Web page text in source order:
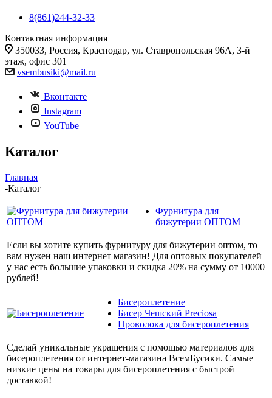
8(861)244-32-33
Контактная информация
350033, Россия, Краснодар, ул. Ставропольская 96А, 3-й
этаж, офис 301
vsembusiki@mail.ru
Вконтакте
Instagram
YouTube
Каталог
Главная
-Каталог
Фурнитура для
бижутерии ОПТОМ
Если вы хотите купить фурнитуру для бижутерии оптом, то
вам нужен наш интернет магазин! Для оптовых покупателей
у нас есть большие упаковки и скидка 20% на сумму от 10000
рублей!
Бисероплетение
Бисер Чешский Preciosa
Проволока для бисероплетения
Сделай уникальные украшения с помощью материалов для
бисероплетения от интернет-магазина ВсемБусики. Самые
низкие цены на товары для бисероплетения с быстрой
доставкой!